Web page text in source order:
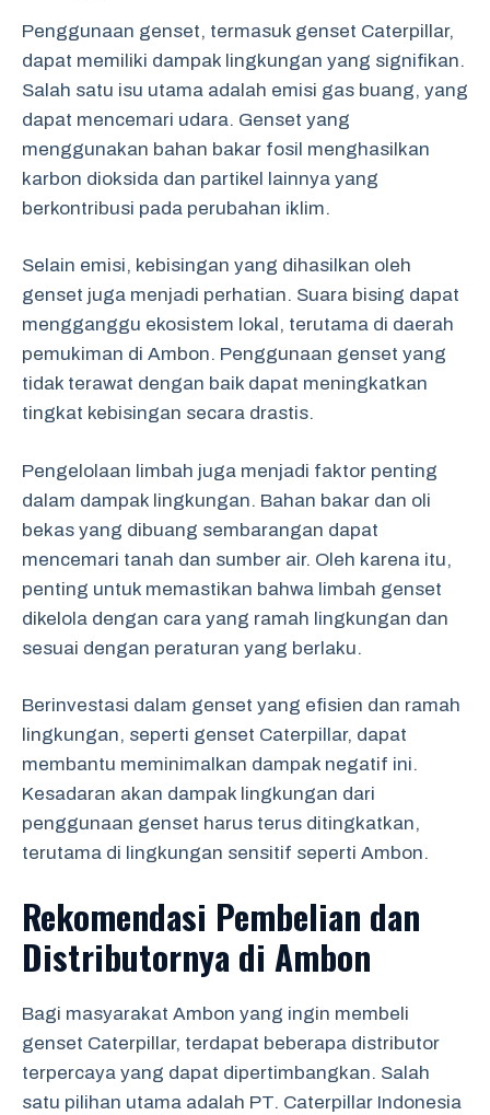
Penggunaan genset, termasuk genset Caterpillar,
dapat memiliki dampak lingkungan yang signifikan.
Salah satu isu utama adalah emisi gas buang, yang
dapat mencemari udara. Genset yang
menggunakan bahan bakar fosil menghasilkan
karbon dioksida dan partikel lainnya yang
berkontribusi pada perubahan iklim.
Selain emisi, kebisingan yang dihasilkan oleh
genset juga menjadi perhatian. Suara bising dapat
mengganggu ekosistem lokal, terutama di daerah
pemukiman di Ambon. Penggunaan genset yang
tidak terawat dengan baik dapat meningkatkan
tingkat kebisingan secara drastis.
Pengelolaan limbah juga menjadi faktor penting
dalam dampak lingkungan. Bahan bakar dan oli
bekas yang dibuang sembarangan dapat
mencemari tanah dan sumber air. Oleh karena itu,
penting untuk memastikan bahwa limbah genset
dikelola dengan cara yang ramah lingkungan dan
sesuai dengan peraturan yang berlaku.
Berinvestasi dalam genset yang efisien dan ramah
lingkungan, seperti genset Caterpillar, dapat
membantu meminimalkan dampak negatif ini.
Kesadaran akan dampak lingkungan dari
penggunaan genset harus terus ditingkatkan,
terutama di lingkungan sensitif seperti Ambon.
Rekomendasi Pembelian dan
Distributornya di Ambon
Bagi masyarakat Ambon yang ingin membeli
genset Caterpillar, terdapat beberapa distributor
terpercaya yang dapat dipertimbangkan. Salah
satu pilihan utama adalah PT. Caterpillar Indonesia